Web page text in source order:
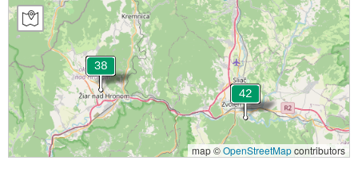
map ©OpenStreetMapcontributors